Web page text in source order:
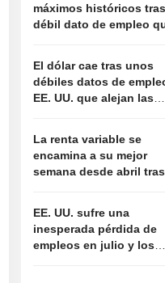
máximos históricos
débil dato de empleo
El dólar cae tras unos
débiles datos de
EE. UU. que alejan las
La renta variable se
encamina a su mejor
semana desde abril tras
subidas de tipos
EE. UU. sufre una
inesperada pérdida de
empleos en julio y los